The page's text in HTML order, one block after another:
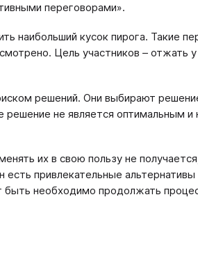
переговорами».
наибольший кусок пирога. Такие
Цель участников – отжать
решений. Они выбирают
не является оптимальным и
их в свою пользу не
есть привлекательные
быть необходимо продолжать